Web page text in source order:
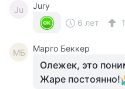
Ju
Jury
6 лет
1
MБ Mарго Беккер
Олежек, это
Жаре постоянно!